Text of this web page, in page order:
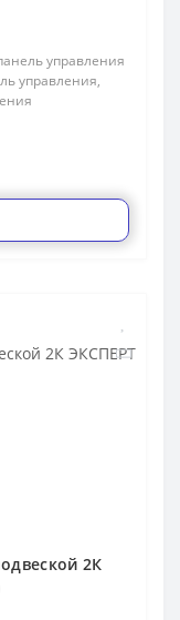
управления
управления,
2К